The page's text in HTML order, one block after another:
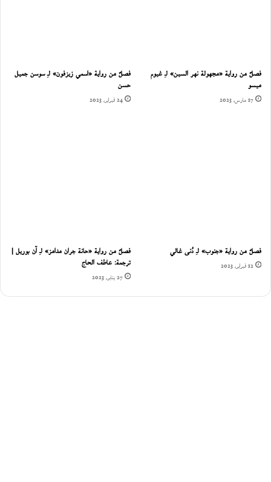
فصلٌ من رواية «مجهولة نهر السين» لـِ غيوم
ميسو
17 مارس، 2023
فصلٌ من رواية «اسمي زيزفون» لـِ سوسن جميل
حسن
24 فبراير، 2023
فصلٌ من رواية «جنوب» لـِ دُنى غالي
12 فبراير، 2023
فصلٌ من رواية «حانة جران مدامز» لـِ آن بوريل |
ترجمة: عاطف الحاج
27 يناير، 2023